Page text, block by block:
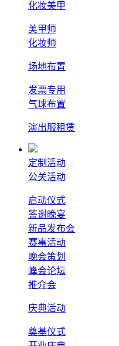
化妆美甲
美甲师
化妆师
场地布置
发票专用
气球布置
演出服租赁
定制活动
公关活动
启动仪式
答谢晚宴
新品发布会
赛事活动
晚会策划
峰会论坛
推介会
庆典活动
奠基仪式